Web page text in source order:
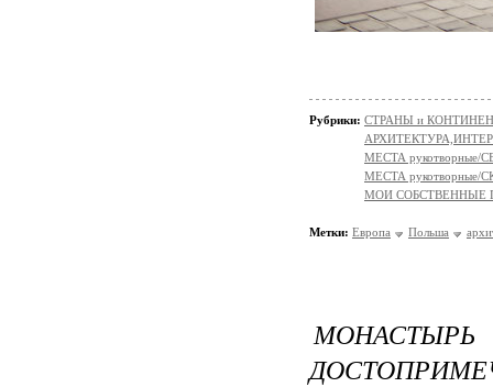
Рубрики: СТРАНЫ и
МЕСТА
МЕСТА
МОИ СОБСТВЕННЫЕ
Метки: Европа Польша